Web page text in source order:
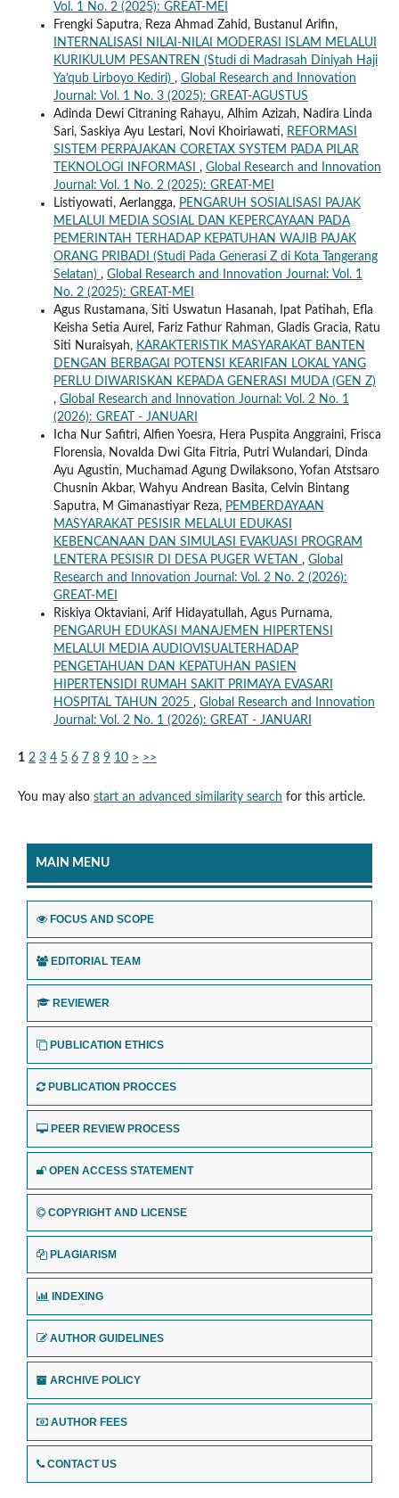
Vol. 1 No. 2 (2025): GREAT-MEI
Frengki Saputra, Reza Ahmad Zahid, Bustanul Arifin,
INTERNALISASI NILAI-NILAI MODERASI ISLAM MELALUI
KURIKULUM PESANTREN (Studi di Madrasah Diniyah Haji
Ya’qub Lirboyo Kediri) , Global Research and Innovation
Journal: Vol. 1 No. 3 (2025): GREAT-AGUSTUS
Adinda Dewi Citraning Rahayu, Alhim Azizah, Nadira Linda
Sari, Saskiya Ayu Lestari, Novi Khoiriawati, REFORMASI
SISTEM PERPAJAKAN CORETAX SYSTEM PADA PILAR
TEKNOLOGI INFORMASI , Global Research and Innovation
Journal: Vol. 1 No. 2 (2025): GREAT-MEI
Listiyowati, Aerlangga, PENGARUH SOSIALISASI PAJAK
MELALUI MEDIA SOSIAL DAN KEPERCAYAAN PADA
PEMERINTAH TERHADAP KEPATUHAN WAJIB PAJAK
ORANG PRIBADI (Studi Pada Generasi Z di Kota Tangerang
Selatan) , Global Research and Innovation Journal: Vol. 1
No. 2 (2025): GREAT-MEI
Agus Rustamana, Siti Uswatun Hasanah, Ipat Patihah, Efla
Keisha Setia Aurel, Fariz Fathur Rahman, Gladis Gracia, Ratu
Siti Nuraisyah, KARAKTERISTIK MASYARAKAT BANTEN
DENGAN BERBAGAI POTENSI KEARIFAN LOKAL YANG
PERLU DIWARISKAN KEPADA GENERASI MUDA (GEN Z)
, Global Research and Innovation Journal: Vol. 2 No. 1
(2026): GREAT - JANUARI
Icha Nur Safitri, Alfien Yoesra, Hera Puspita Anggraini, Frisca
Florensia, Novalda Dwi Gita Fitria, Putri Wulandari, Dinda
Ayu Agustin, Muchamad Agung Dwilaksono, Yofan Atstsaro
Chusnin Akbar, Wahyu Andrean Basita, Celvin Bintang
Saputra, M Gimanastiyar Reza, PEMBERDAYAAN
MASYARAKAT PESISIR MELALUI EDUKASI
KEBENCANAAN DAN SIMULASI EVAKUASI PROGRAM
LENTERA PESISIR DI DESA PUGER WETAN , Global
Research and Innovation Journal: Vol. 2 No. 2 (2026):
GREAT-MEI
Riskiya Oktaviani, Arif Hidayatullah, Agus Purnama,
PENGARUH EDUKASI MANAJEMEN HIPERTENSI
MELALUI MEDIA AUDIOVISUALTERHADAP
PENGETAHUAN DAN KEPATUHAN PASIEN
HIPERTENSIDI RUMAH SAKIT PRIMAYA EVASARI
HOSPITAL TAHUN 2025 , Global Research and Innovation
Journal: Vol. 2 No. 1 (2026): GREAT - JANUARI
1 2 3 4 5 6 7 8 9 10 > >>
You may also start an advanced similarity search for this article.
MAIN MENU
FOCUS AND SCOPE
EDITORIAL TEAM
REVIEWER
PUBLICATION ETHICS
PUBLICATION PROCCES
PEER REVIEW PROCESS
OPEN ACCESS STATEMENT
COPYRIGHT AND LICENSE
PLAGIARISM
INDEXING
AUTHOR GUIDELINES
ARCHIVE POLICY
AUTHOR FEES
CONTACT US